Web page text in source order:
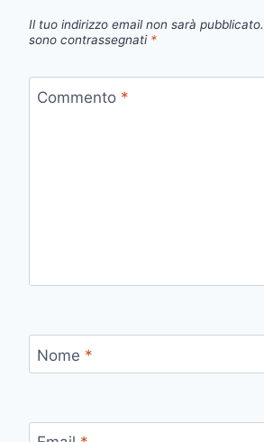
Il tuo indirizzo email non sarà pubblicato.
sono contrassegnati *
Commento *
Nome *